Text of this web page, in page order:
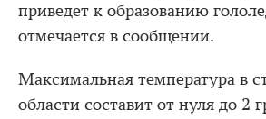
приведет к образованию
отмечается в сообщении.
Максимальная температура в
области составит от нуля до 2